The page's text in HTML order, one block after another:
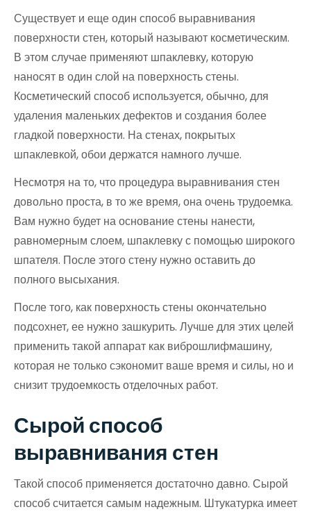
Существует и еще один способ выравнивания
поверхности стен, который называют косметическим.
В этом случае применяют шпаклевку, которую
наносят в один слой на поверхность стены.
Косметический способ используется, обычно, для
удаления маленьких дефектов и создания более
гладкой поверхности. На стенах, покрытых
шпаклевкой, обои держатся намного лучше.
Несмотря на то, что процедура выравнивания стен
довольно проста, в то же время, она очень трудоемка.
Вам нужно будет на основание стены нанести,
равномерным слоем, шпаклевку с помощью широкого
шпателя. После этого стену нужно оставить до
полного высыхания.
После того, как поверхность стены окончательно
подсохнет, ее нужно зашкурить. Лучше для этих целей
применить такой аппарат как виброшлифмашину,
которая не только сэкономит ваше время и силы, но и
снизит трудоемкость отделочных работ.
Сырой способ
выравнивания стен
Такой способ применяется достаточно давно. Сырой
способ считается самым надежным. Штукатурка имеет